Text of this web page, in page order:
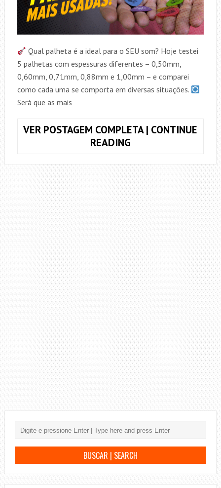
Qual palheta é a ideal para o SEU som? Hoje testei
5 palhetas com espessuras diferentes – 0,50mm,
0,60mm, 0,71mm, 0,88mm e 1,00mm – e comparei
como cada uma se comporta em diversas situações.
Será que as mais
VER POSTAGEM COMPLETA | CONTINUE
READINGQUAL
FAZ
O
MELHOR
SOM?
TESTEI
5
ESPESSURAS
E
O
RESULTADO
SURPREENDE!